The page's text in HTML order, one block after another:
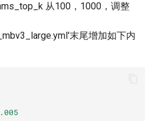
从100，1000，调整
末尾增加如下内